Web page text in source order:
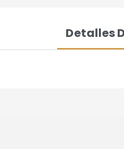
Detalles